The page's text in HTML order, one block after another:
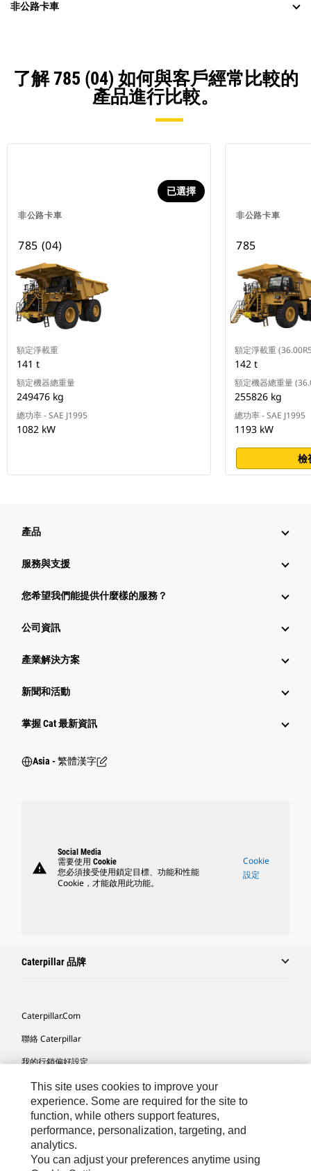
非公路卡車
了解 785 (04) 如何與客戶經常比較的
產品進行比較。
非公路卡車
已選擇
785 (04)
額定淨載重
141 t
額定機器總重量
249476 kg
總功率 - SAE J1995
1082 kW
非公路卡車
785
額定淨載重
142 t
額定機器總重量
255826 kg
總功率 - SAE J1995
1193 kW
檢
產品
服務與支援
您希望我們能提供什麼樣的服務？
公司資訊
產業解決方案
新聞和活動
掌握 Cat 最新資訊
Asia - 繁體漢字
warning
Social Media
需要使用 Cookie
您必須接受使用鎖定目標、功能和性能
Cookie，才能啟用此功能。
Cookie
設定
Caterpillar 品牌
Caterpillar.com
聯絡 Caterpillar
我的行銷偏好設定
網站地圖
Cookie Settings
法律
隱私權
This site uses cookies to improve your
experience. Some are required for the site to
function, while others support features,
performance, personalization, targeting, and
analytics.
You can adjust your preferences anytime using